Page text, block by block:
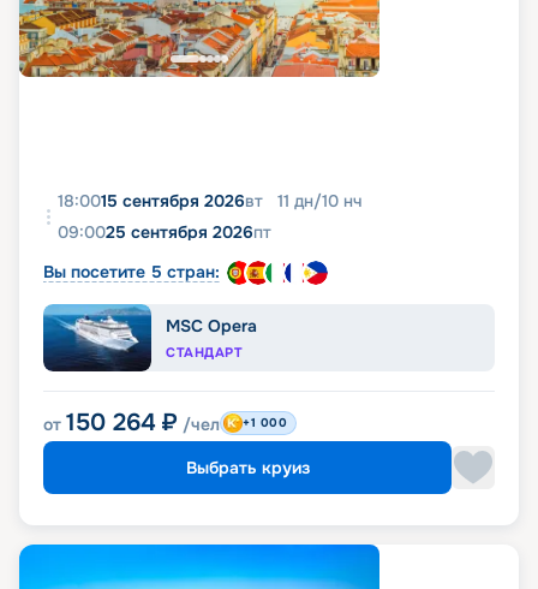
18:0015 сентября 2026вт 11 дн/10 нч
09:0025 сентября 2026пт
Вы посетите 5 стран:
MSC Opera
СТАНДАРТ
от 150 264 ₽ /чел +1 000
Выбрать круиз